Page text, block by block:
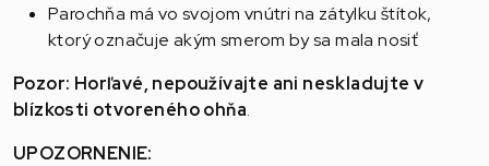
Parochňa má vo svojom vnútri na zátylku štítok,
ktorý označuje akým smerom by sa mala nosiť
Pozor: Horľavé, nepoužívajte ani neskladujte v
blízkosti otvoreného ohňa.
UPOZORNENIE: